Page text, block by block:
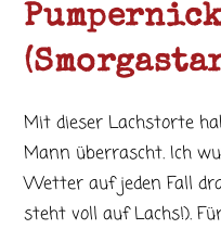
Mit dieser Lachstorte
Mann überrascht. Ich
Wetter auf jeden Fall
steht voll auf Lachs!).